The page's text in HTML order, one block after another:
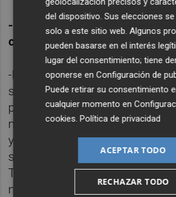
-El sábado viene Irene
con todo el foco mediático
-Es un orgullo de ministra. Es
se ha dejado la piel para
peticiones y las luchas
movimiento feminista. Ha
y carretas, con presiones de
sacar la ley. Pero también ha
Trans, que era una deuda
nuestro país desde los tiempos
del dispositivo. Sus elecciones
solo a este sitio web. Algunos
pueden basarse en el interés
lugar del consentimiento; tiene
oponerse enConfiguración de
Puede retirar su consentimiento
cualquier momento en
cookies.Política de privacidad
ACEPTAR TODO
RECHAZAR TODO